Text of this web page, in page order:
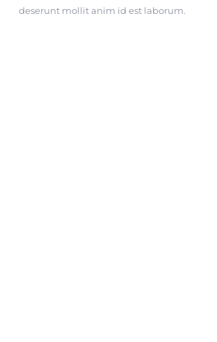
deserunt mollit anim id est laborum.